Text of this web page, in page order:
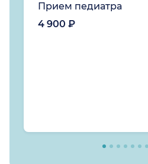
Прием педиатра
4 900 ₽